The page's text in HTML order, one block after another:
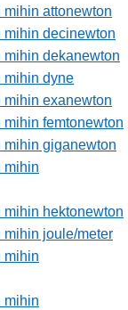
attonewton
decinewton
dekanewton
mihin dyne
exanewton
femtonewton
giganewton
mihin
hektonewton
joule/meter
mihin
mihin